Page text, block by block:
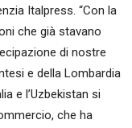
Italpress. “Con la
che già stavano
di nostre
e della Lombardia
e l’Uzbekistan si
che ha